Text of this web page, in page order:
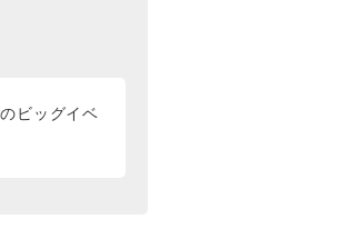
ビッグイベ